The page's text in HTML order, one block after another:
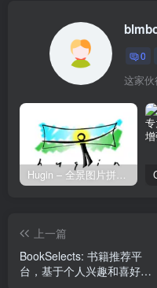
0
这家
Hugin – 全景图片拼接工具
上一篇
BookSelects: 书籍推荐平
台，基于个人兴趣和喜好发